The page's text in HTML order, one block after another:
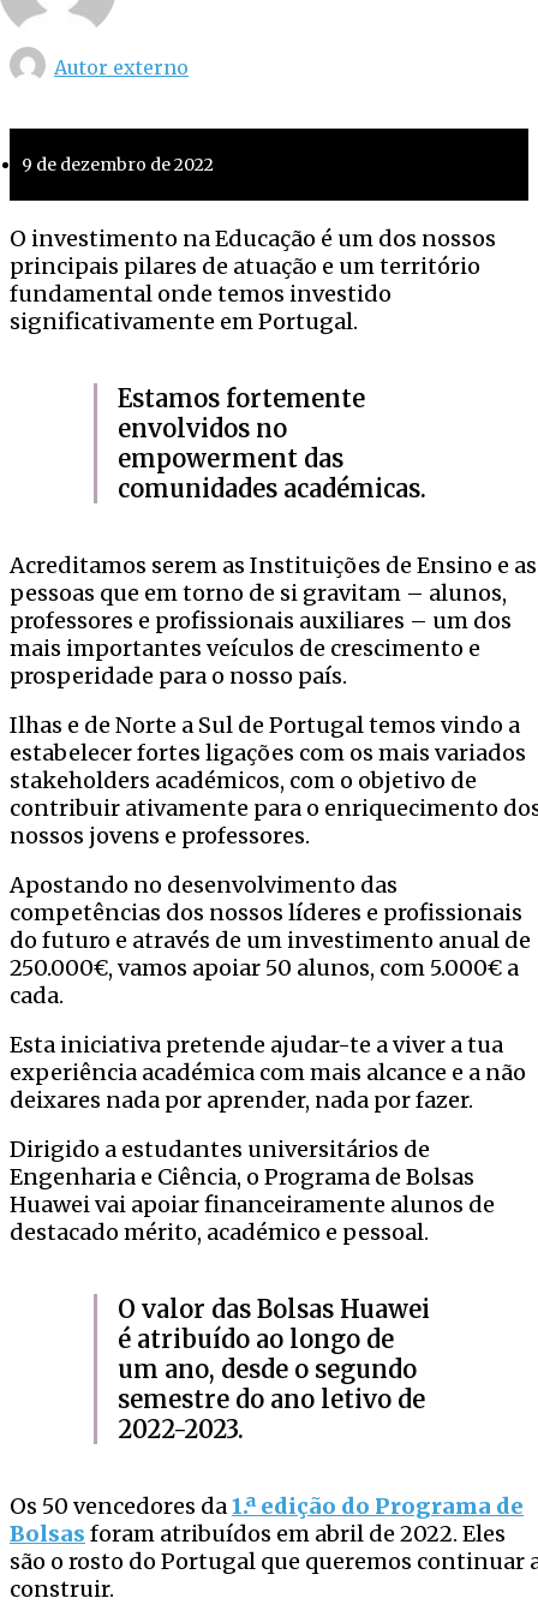
Autor externo
9 de dezembro de 2022
O investimento na Educação é um dos nossos
principais pilares de atuação e um território
fundamental onde temos investido
significativamente em Portugal.
Estamos fortemente
envolvidos no
empowerment das
comunidades académicas.
Acreditamos serem as Instituições de Ensino e as
pessoas que em torno de si gravitam – alunos,
professores e profissionais auxiliares – um dos
mais importantes veículos de crescimento e
prosperidade para o nosso país.
Ilhas e de Norte a Sul de Portugal temos vindo a
estabelecer fortes ligações com os mais variados
stakeholders académicos, com o objetivo de
contribuir ativamente para o enriquecimento
nossos jovens e professores.
Apostando no desenvolvimento das
competências dos nossos líderes e profissionais
do futuro e através de um investimento anual de
250.000€, vamos apoiar 50 alunos, com 5.000€ a
cada.
Esta iniciativa pretende ajudar-te a viver a tua
experiência académica com mais alcance e a não
deixares nada por aprender, nada por fazer.
Dirigido a estudantes universitários de
Engenharia e Ciência, o Programa de Bolsas
Huawei vai apoiar financeiramente alunos de
destacado mérito, académico e pessoal.
O valor das Bolsas Huawei
é atribuído ao longo de
um ano, desde o segundo
semestre do ano letivo de
2022-2023.
Os 50 vencedores da1.ª edição do Programa de
Bolsas foram atribuídos em abril de 2022. Eles
são o rosto do Portugal que queremos continuar
construir.